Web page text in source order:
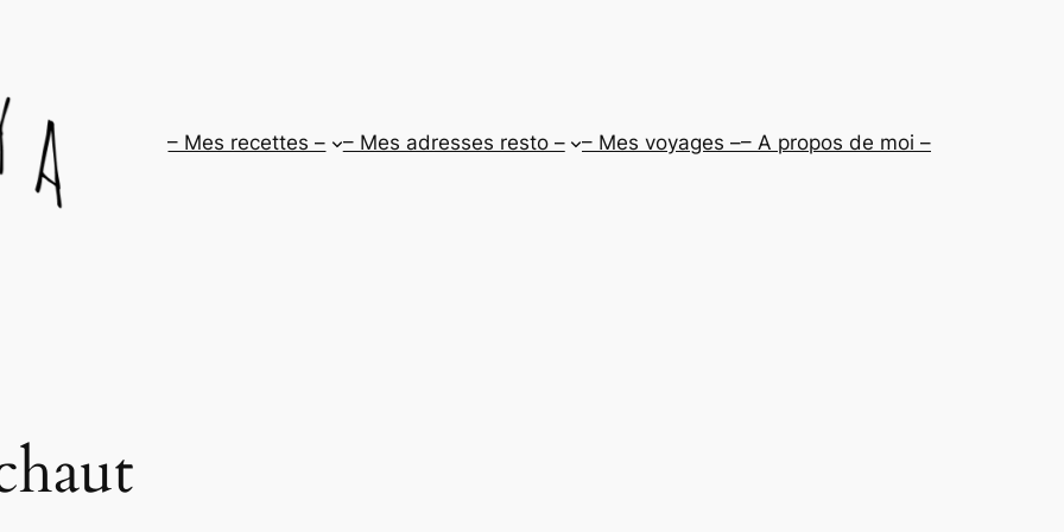
– Mes recettes – – Mes adresses resto – – Mes voyages –– A propos de moi –